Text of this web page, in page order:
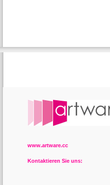
www.artware.cc
Kontaktieren Sie uns: